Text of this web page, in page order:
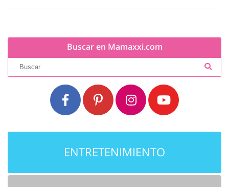
Buscar en Mamaxxi.com
ENTRETENIMIENTO